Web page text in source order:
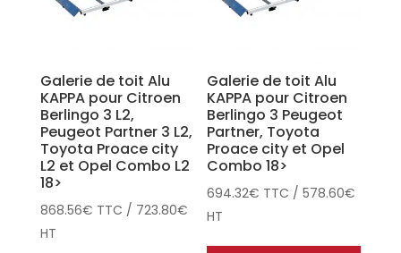
Galerie de toit Alu
KAPPA pour Citroen
Berlingo 3 L2,
Peugeot Partner 3 L2,
Toyota Proace city
L2 et Opel Combo L2
18>
868.56€ TTC / 723.80€
HT
Galerie de toit Alu
KAPPA pour Citroen
Berlingo 3 Peugeot
Partner, Toyota
Proace city et Opel
Combo 18>
694.32€ TTC /578.60€
HT